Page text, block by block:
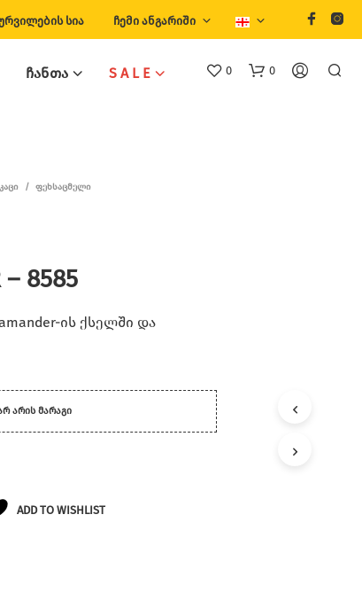
ᲡᲘᲐ ᲩᲔᲛᲘ ᲐᲜᲒᲐᲠᲘᲨᲘ
ᲩᲐᲜᲗᲐ S A L E 0 0
ᲙᲐᲪᲘ /
ᲤᲔᲮᲡᲐᲪᲛᲔᲚᲘ
– 8585
ის ქსელში და
ᲐᲠᲘᲡ ᲛᲐᲠᲐᲒᲘ
ADD TO WISHLIST